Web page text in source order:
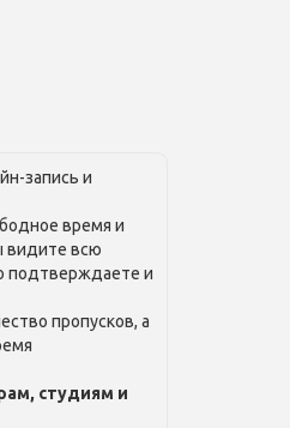
запись и
время и
видите всю
подтверждаете и
пропусков, а
студиям и